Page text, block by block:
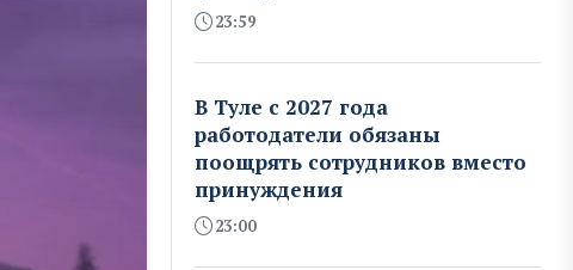
23:59
В Туле с 2027 года
работодатели обязаны
поощрять сотрудников вместо
принуждения
23:00